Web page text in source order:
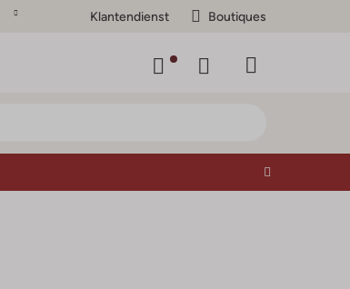
Klantendienst Boutiques